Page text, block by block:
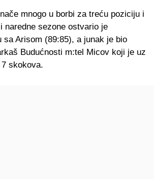
mnogo u borbi za treću poziciju i
naredne sezone ostvario je
sa Arisom (89:85), a junak je bio
Budućnosti m:tel Micov koji je uz
skokova.